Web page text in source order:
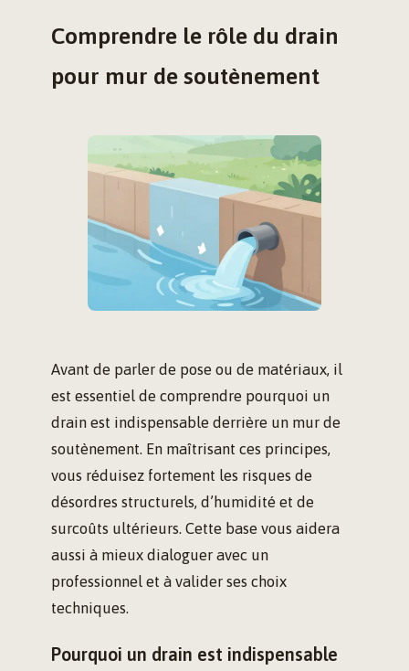
Comprendre le rôle du drain
pour mur de soutènement
Avant de parler de pose ou de matériaux, il
est essentiel de comprendre pourquoi un
drain est indispensable derrière un mur de
soutènement. En maîtrisant ces principes,
vous réduisez fortement les risques de
désordres structurels, d’humidité et de
surcoûts ultérieurs. Cette base vous aidera
aussi à mieux dialoguer avec un
professionnel et à valider ses choix
techniques.
Pourquoi un drain est indispensable